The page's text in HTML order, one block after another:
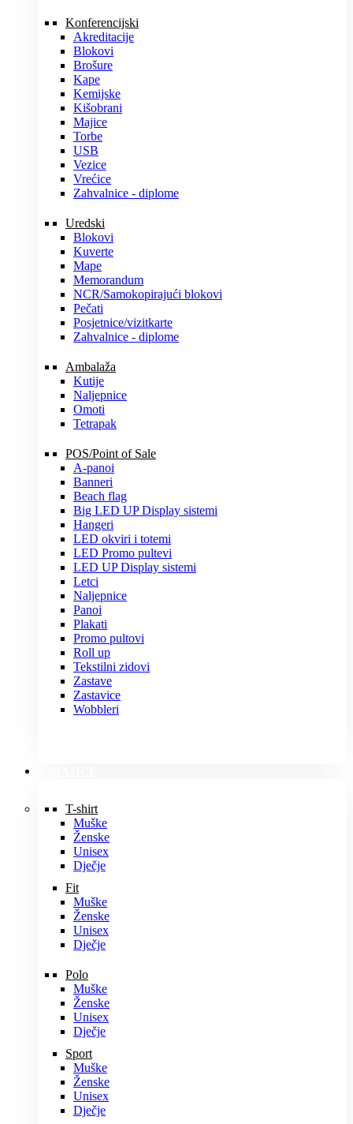
Konferencijski
Akreditacije
Blokovi
Brošure
Kape
Kemijske
Kišobrani
Majice
Torbe
USB
Vezice
Vrećice
Zahvalnice - diplome
Uredski
Blokovi
Kuverte
Mape
Memorandum
NCR/Samokopirajući blokovi
Pečati
Posjetnice/vizitkarte
Zahvalnice - diplome
Ambalaža
Kutije
Naljepnice
Omoti
Tetrapak
POS/Point of Sale
A-panoi
Banneri
Beach flag
Big LED UP Display sistemi
Hangeri
LED okviri i totemi
LED Promo pultevi
LED UP Display sistemi
Letci
Naljepnice
Panoi
Plakati
Promo pultovi
Roll up
Tekstilni zidovi
Zastave
Zastavice
Wobbleri
T-shirt
Muške
Ženske
Unisex
Dječje
Fit
Muške
Ženske
Unisex
Dječje
Polo
Muške
Ženske
Unisex
Dječje
Sport
Muške
Ženske
Unisex
Dječje